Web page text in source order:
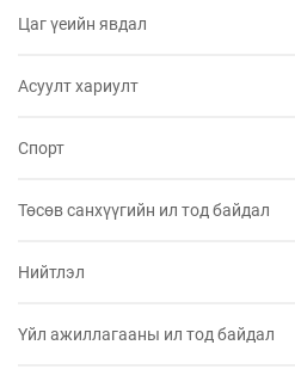
Цаг үеийн явдал
Асуулт хариулт
Спорт
Төсөв санхүүгийн ил тод байдал
Нийтлэл
Үйл ажиллагааны ил тод байдал